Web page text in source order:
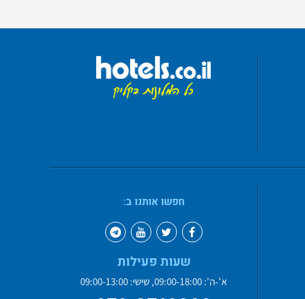
חפשו אותנו ב:
שעות פעילות
א'-ה': 09:00-18:00, שישי: 09:00-13:00